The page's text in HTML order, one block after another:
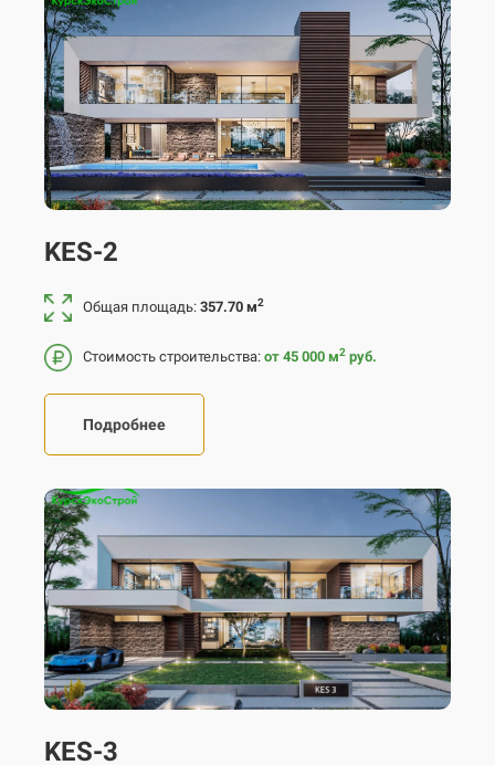
KES-2
Общая площадь: 357.70 м2
Стоимость строительства: от 45 000 м2 руб.
Подробнее
KES-3